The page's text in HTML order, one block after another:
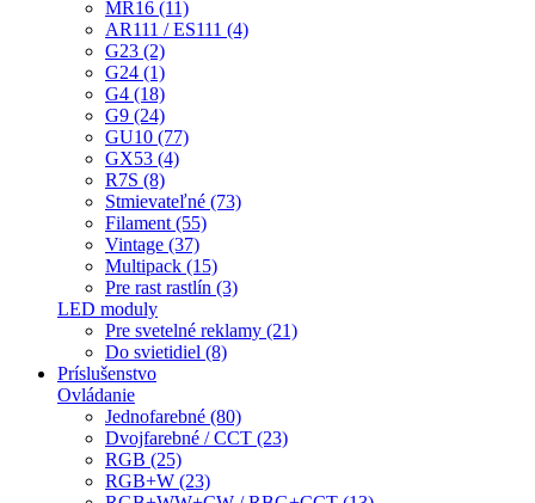
MR16 (11)
AR111 / ES111 (4)
G23 (2)
G24 (1)
G4 (18)
G9 (24)
GU10 (77)
GX53 (4)
R7S (8)
Stmievateľné (73)
Filament (55)
Vintage (37)
Multipack (15)
Pre rast rastlín (3)
LED moduly
Pre svetelné reklamy (21)
Do svietidiel (8)
Príslušenstvo
Ovládanie
Jednofarebné (80)
Dvojfarebné / CCT (23)
RGB (25)
RGB+W (23)